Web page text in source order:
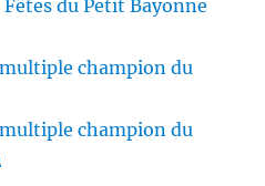
du Petit Bayonne
champion du
champion du